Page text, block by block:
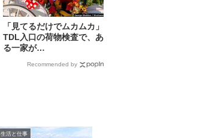
「見てるだけでムカムカ」
TDL入口の荷物検査で、あ
る一家が…
Recommended by
生活と仕事